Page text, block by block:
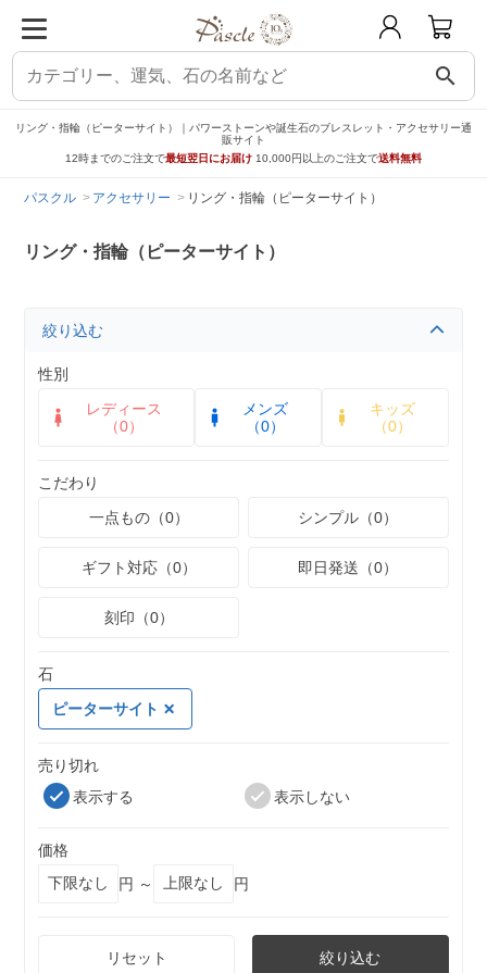
search
リング・指輪（ピーターサイト）｜パワーストーンや誕生石のブレスレット・アクセサリー通
販サイト
12時までのご注文で最短翌日にお届け 10,000円以上のご注文で送料無料
パスクル アクセサリー リング・指輪（ピーターサイト）
リング・指輪（ピーターサイト）
絞り込む
性別
レディース
（0）
メンズ
（0）
キッズ
（0）
こだわり
一点もの（0）
シンプル（0）
ギフト対応（0） 即日発送（0）
刻印（0）
石
ピーターサイト
売り切れ
表示する
表示しない
価格
円 ～
円
リセット 絞り込む